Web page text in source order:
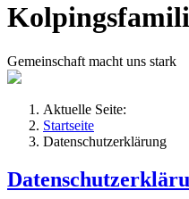
Gemeinschaft macht uns stark
Aktuelle Seite:
Startseite
Datenschutzerklärung